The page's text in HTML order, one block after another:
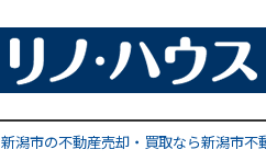
新潟市の不動産売却・買取なら新潟市不